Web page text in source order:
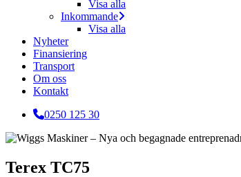
Visa alla
Inkommande
Visa alla
Nyheter
Finansiering
Transport
Om oss
Kontakt
0250 125 30
Terex TC75